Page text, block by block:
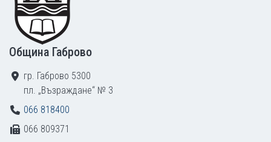
Община Габрово
гр. Габрово 5300
пл. „Възраждане“ № 3
066 818400
066 809371